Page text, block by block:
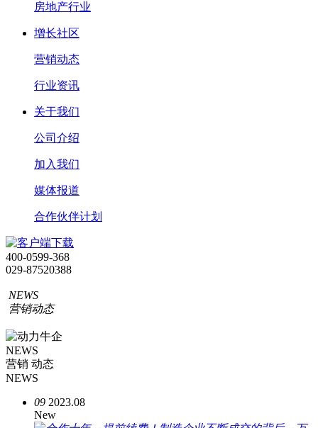
房地产行业
增长社区
营销动态
行业资讯
关于我们
公司介绍
加入我们
媒体报道
合作伙伴计划
400-0599-368
029-87520388
NEWS
营销动态
NEWS
营销 动态
NEWS
09 2023.08
New